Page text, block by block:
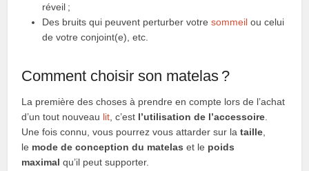
réveil ;
Des bruits qui peuvent perturber votresommeil ou celui
de votre conjoint(e), etc.
Comment choisir son matelas ?
La première des choses à prendre en compte lors de l’achat
d’un tout nouveau lit , c’est l’utilisation de l’accessoire
Une fois connu, vous pourrez vous attarder sur lataille
le mode de conception du matelas et le poids
maximal qu’il peut supporter.